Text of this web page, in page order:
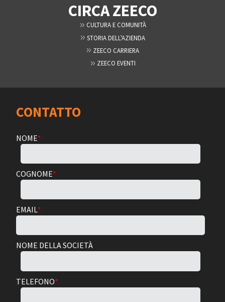
CIRCA ZEECO
CULTURA E COMUNITÀ
STORIA DELL'AZIENDA
ZEECO CARRIERA
ZEECO EVENTI
CONTATTO
NOME*
COGNOME*
EMAIL*
NOME DELLA SOCIETÀ
TELEFONO*